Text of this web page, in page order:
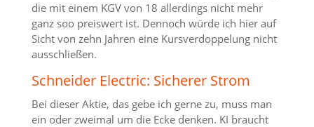
die mit einem KGV von 18 allerdings nicht mehr
ganz soo preiswert ist. Dennoch würde ich hier auf
Sicht von zehn Jahren eine Kursverdoppelung nicht
ausschließen.
Schneider Electric: Sicherer Strom
Bei dieser Aktie, das gebe ich gerne zu, muss man
ein oder zweimal um die Ecke denken. KI braucht